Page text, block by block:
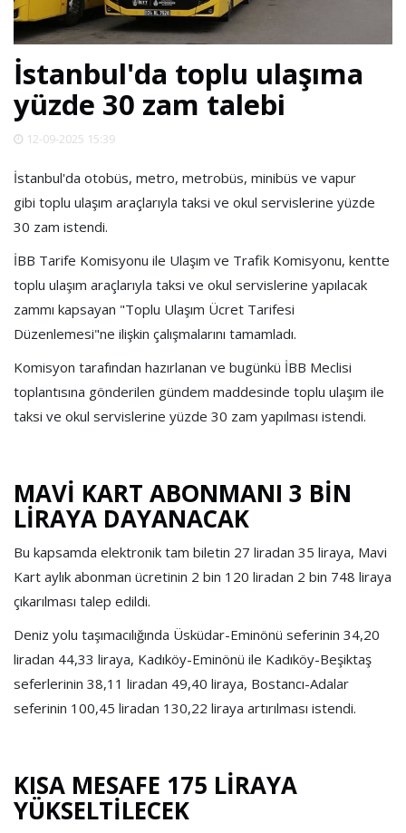
SPOR
DÜNYA
VİDEO
GALERİ
RESMİ
REKLAMLAR
İstanbul'da toplu ulaşıma
yüzde 30 zam talebi
12-09-2025 15:39
İstanbul'da otobüs, metro, metrobüs, minibüs ve vapur
gibi toplu ulaşım araçlarıyla taksi ve okul servislerine yüzde
30 zam istendi.
İBB Tarife Komisyonu ile Ulaşım ve Trafik Komisyonu, kentte
toplu ulaşım araçlarıyla taksi ve okul servislerine yapılacak
zammı kapsayan "Toplu Ulaşım Ücret Tarifesi
Düzenlemesi"ne ilişkin çalışmalarını tamamladı.
Komisyon tarafından hazırlanan ve bugünkü İBB Meclisi
toplantısına gönderilen gündem maddesinde toplu ulaşım ile
taksi ve okul servislerine yüzde 30 zam yapılması istendi.
MAVİ KART ABONMANI 3 BİN
LİRAYA DAYANACAK
Bu kapsamda elektronik tam biletin 27 liradan 35 liraya, Mavi
Kart aylık abonman ücretinin 2 bin 120 liradan 2 bin 748 liraya
çıkarılması talep edildi.
Deniz yolu taşımacılığında Üsküdar-Eminönü seferinin 34,20
liradan 44,33 liraya, Kadıköy-Eminönü ile Kadıköy-Beşiktaş
seferlerinin 38,11 liradan 49,40 liraya, Bostancı-Adalar
seferinin 100,45 liradan 130,22 liraya artırılması istendi.
KISA MESAFE 175 LİRAYA
YÜKSELTİLECEK